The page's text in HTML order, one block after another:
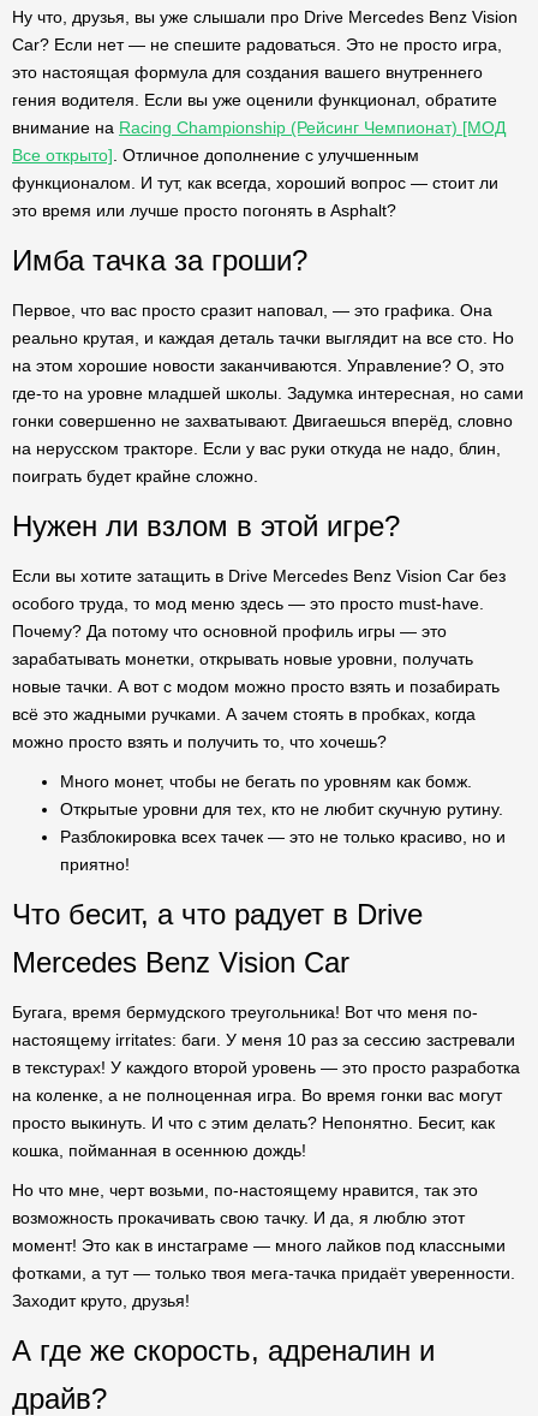
Ну что, друзья, вы уже слышали про Drive Mercedes Benz Vision
Car? Если нет — не спешите радоваться. Это не просто игра,
это настоящая формула для создания вашего внутреннего
гения водителя. Если вы уже оценили функционал, обратите
внимание на Racing Championship (Рейсинг Чемпионат) [МОД
Все открыто] . Отличное дополнение с улучшенным
функционалом. И тут, как всегда, хороший вопрос — стоит ли
это время или лучше просто погонять в Asphalt?
Имба тачка за гроши?
Первое, что вас просто сразит наповал, — это графика. Она
реально крутая, и каждая деталь тачки выглядит на все сто. Но
на этом хорошие новости заканчиваются. Управление? О, это
где-то на уровне младшей школы. Задумка интересная, но сами
гонки совершенно не захватывают. Двигаешься вперёд, словно
на нерусском тракторе. Если у вас руки откуда не надо, блин,
поиграть будет крайне сложно.
Нужен ли взлом в этой игре?
Если вы хотите затащить в Drive Mercedes Benz Vision Car без
особого труда, то мод меню здесь — это просто must-have.
Почему? Да потому что основной профиль игры — это
зарабатывать монетки, открывать новые уровни, получать
новые тачки. А вот с модом можно просто взять и позабирать
всё это жадными ручками. А зачем стоять в пробках, когда
можно просто взять и получить то, что хочешь?
Много монет, чтобы не бегать по уровням как бомж.
Открытые уровни для тех, кто не любит скучную рутину.
Разблокировка всех тачек — это не только красиво, но и
приятно!
Что бесит, а что радует в Drive
Mercedes Benz Vision Car
Бугага, время бермудского треугольника! Вот что меня по-
настоящему irritates: баги. У меня 10 раз за сессию застревали
в текстурах! У каждого второй уровень — это просто разработка
на коленке, а не полноценная игра. Во время гонки вас могут
просто выкинуть. И что с этим делать? Непонятно. Бесит, как
кошка, пойманная в осеннюю дождь!
Но что мне, черт возьми, по-настоящему нравится, так это
возможность прокачивать свою тачку. И да, я люблю этот
момент! Это как в инстаграме — много лайков под классными
фотками, а тут — только твоя мега-тачка придаёт уверенности.
Заходит круто, друзья!
А где же скорость, адреналин и
драйв?